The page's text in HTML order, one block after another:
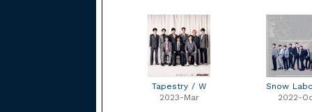
Tapestry / W
2023-Mar
Snow
2022-